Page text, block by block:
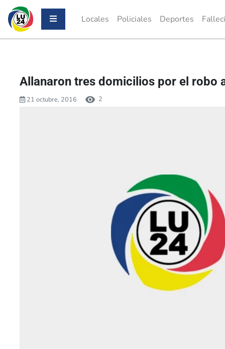
Locales Policiales Deportes
Allanaron tres domicilios por el robo
21 octubre, 2016 2